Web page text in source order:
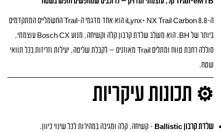
ה-iLynx+ NX Trail Carbon 8.8 הוא אחד מדגמי ה-Trail החשמליים המתקדמים
ביותר של BH. הוא משלב שלדת קרבון קלה וקשיחה, מנוע Bosch CX עוצמתי,
סוללה רחבת טווח ומתלים Trail מאוזנים — לקבלת שליטה, יעילות וזריזות בכל תוואי
שטח.
⚙️ תכונות עיקריות
שלדת קרבון Ballistic – קשיחה, קלה ומגיבה במהירות לכל שינוי כיוון.